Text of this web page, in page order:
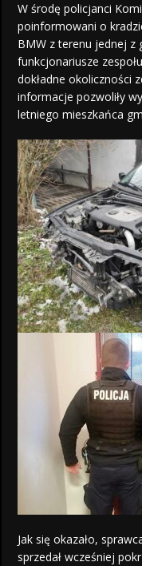
W środę policjanci
poinformowani o
BMW z terenu jednej z
funkcjonariusze
dokładne okoliczności
informacje pozwoliły
letniego mieszkańca
Jak się okazało,
sprzedał wcześniej